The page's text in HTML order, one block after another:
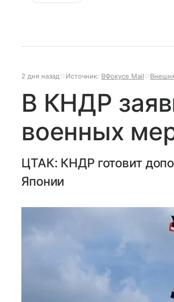
2 дня назад Источник: ВФокусе Mail
В КНДР
военных
ЦТАК: КНДР готовит
Японии